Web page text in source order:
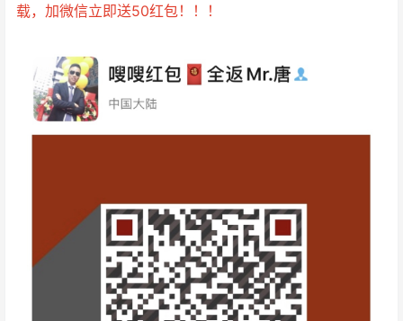
载，加微信立即送50红包！！！